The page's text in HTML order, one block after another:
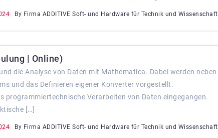
By Firma ADDITIVE Soft- und Hardware für Technik und Wissenschaft
| Online)
die Analyse von Daten mit Mathematica. Dabei werden neben
und das Definieren eigener Konverter vorgestellt.
Verarbeiten von Daten eingegangen.
[…]
By Firma ADDITIVE Soft- und Hardware für Technik und Wissenschaft